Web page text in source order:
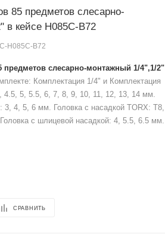
85 предметов слесарно-
в кейсе H085C-B72
H085C-B72
предметов слесарно-монтажный 1/4",1/2"
Комплектация 1/4" и Комплектация
4.5, 5, 5.5, 6, 7, 8, 9, 10, 11, 12, 13, 14 мм.
3, 4, 5, 6 мм. Головка с насадкой TORX: T8,
с шлицевой насадкой: 4, 5.5, 6.5 мм.
СРАВНИТЬ